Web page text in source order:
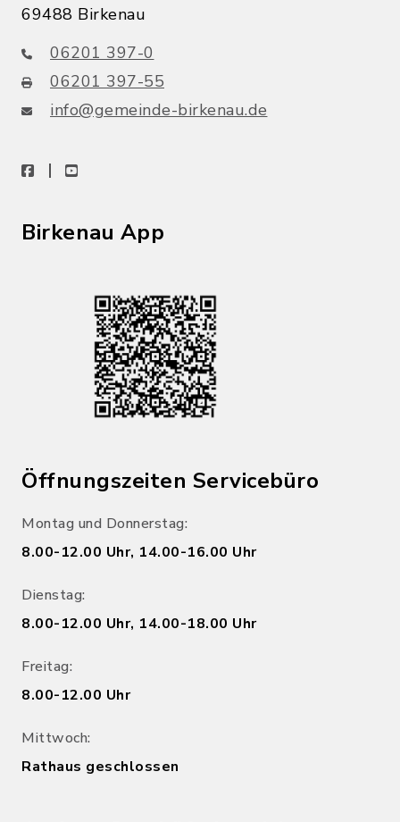
69488 Birkenau
06201 397-0
06201 397-55
info@gemeinde-birkenau.de
facebookyoutube
Birkenau App
Öffnungszeiten Servicebüro
Montag und Donnerstag:
8.00-12.00 Uhr, 14.00-16.00 Uhr
Dienstag:
8.00-12.00 Uhr, 14.00-18.00 Uhr
Freitag:
8.00-12.00 Uhr
Mittwoch:
Rathaus geschlossen